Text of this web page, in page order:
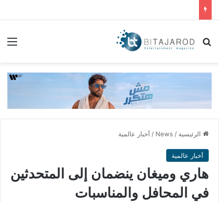
بحث عن
الرئيسية /
News
/ أخبار عالمية
أخبار عالمية
هاري وميغان ينضمان إلى المتحدثين
في المحافل والمناسبات